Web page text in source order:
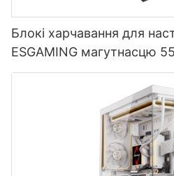
Блокі харчавання для
ESGAMING магутнасцю
з эфектыўнасцю 85%,